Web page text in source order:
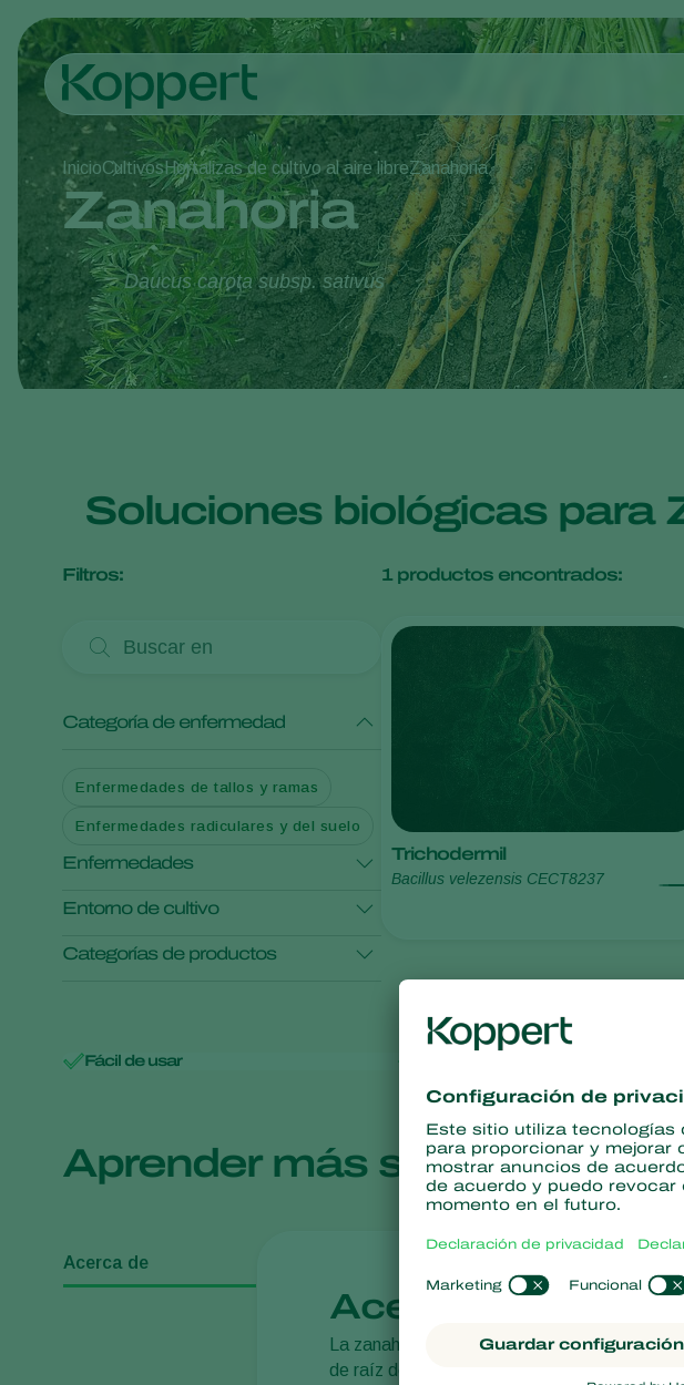
InicioCultivosHortalizas de cultivo al aire libreZanahoria
Zanahoria
Daucus carota subsp. sativus
Soluciones biológicas para
Filtros:
Categoría de enfermedad
Enfermedades de tallos y ramas
Enfermedades radiculares y del suelo
Enfermedades
Entorno de cultivo
Categorías de productos
1 productos encontrados:
Trichodermil
Bacillus velezensis CECT8237
Fácil de usar
Aprender más sobre
Acerca de
Acerca de
La zanahoria ( Daucus carota subsp. sativus)
de raíz de una gran variedad de colores,